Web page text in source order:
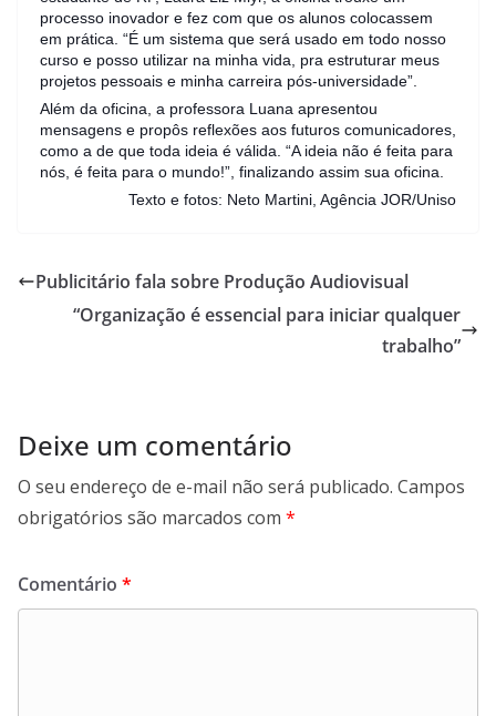
processo inovador e fez com que os alunos colocassem
em prática. “É um sistema que será usado em todo nosso
curso e posso utilizar na minha vida, pra estruturar meus
projetos pessoais e minha carreira pós-universidade”.
Além da oficina, a professora Luana apresentou
mensagens e propôs reflexões aos futuros comunicadores,
como a de que toda ideia é válida. “A ideia não é feita para
nós, é feita para o mundo!”, finalizando assim sua oficina.
Texto e fotos: Neto Martini, Agência JOR/Uniso
Publicitário fala sobre Produção Audiovisual
“Organização é essencial para iniciar qualquer
trabalho”
Deixe um comentário
O seu endereço de e-mail não será publicado. Campos
obrigatórios são marcados com *
Comentário *